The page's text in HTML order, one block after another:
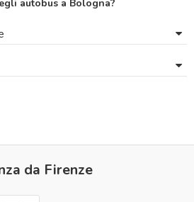
autobus a Bologna?
da Firenze